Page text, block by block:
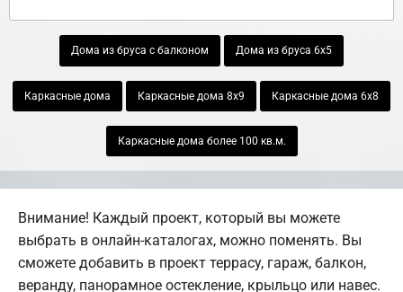
Дома из бруса с балконом Дома из бруса 6х5
Каркасные дома Каркасные дома 8х9 Каркасные дома 6х8
Каркасные дома более 100 кв.м.
Внимание! Каждый проект, который вы можете
выбрать в онлайн-каталогах, можно поменять. Вы
сможете добавить в проект террасу, гараж, балкон,
веранду, панорамное остекление, крыльцо или навес.